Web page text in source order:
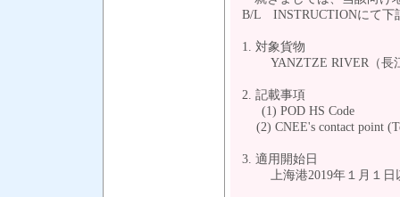
B/L INSTRUCTIONにて下
1. 対象貨物
YANZTZE RIVER（長江
2. 記載事項
(1) POD HS Code
(2) CNEE's contact point
3. 適用開始日
上海港2019年１月１日